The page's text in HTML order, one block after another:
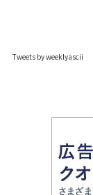
Tweets by weeklyascii